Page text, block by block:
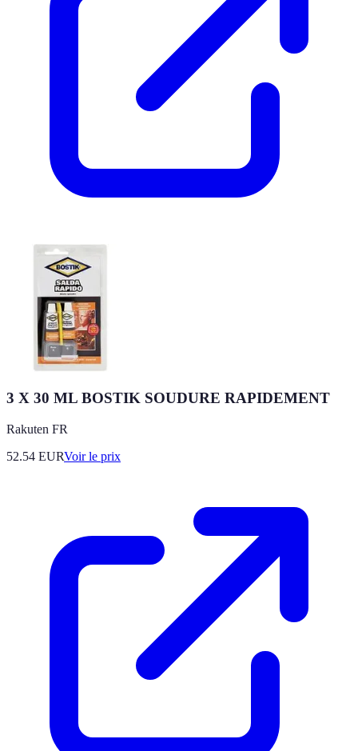
3 X 30 ML BOSTIK SOUDURE RAPIDEMENT
Rakuten FR
52.54 EURVoir le prix